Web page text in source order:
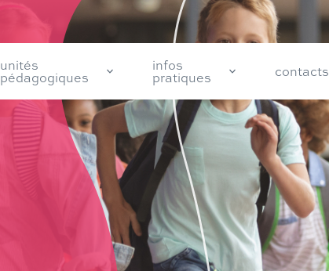
unités
pédagogiques
infos
pratiques contacts